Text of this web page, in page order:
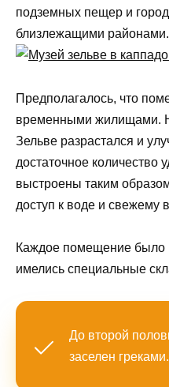
подземных пещер и
близлежащими районами.
Предполагалось, что
временными жилищами.
Зельве разрастался и
достаточное
выстроены таким
доступ к воде и свежему
Каждое помещение было
имелись специальные
До второй
заселен греками.